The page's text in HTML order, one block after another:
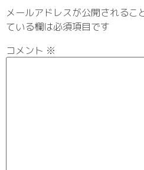
メールアドレスが公開されるこ
ている欄は必須項目です
コメント ※